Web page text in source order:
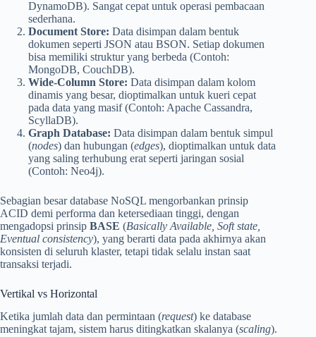
DynamoDB). Sangat cepat untuk operasi pembacaan
sederhana.
Document Store: Data disimpan dalam bentuk
dokumen seperti JSON atau BSON. Setiap dokumen
bisa memiliki struktur yang berbeda (Contoh:
MongoDB, CouchDB).
Wide-Column Store: Data disimpan dalam kolom
dinamis yang besar, dioptimalkan untuk kueri cepat
pada data yang masif (Contoh: Apache Cassandra,
ScyllaDB).
Graph Database: Data disimpan dalam bentuk simpul
(nodes) dan hubungan (edges), dioptimalkan untuk data
yang saling terhubung erat seperti jaringan sosial
(Contoh: Neo4j).
Sebagian besar database NoSQL mengorbankan prinsip
ACID demi performa dan ketersediaan tinggi, dengan
mengadopsi prinsip BASE (Basically Available, Soft state,
Eventual consistency), yang berarti data pada akhirnya akan
konsisten di seluruh klaster, tetapi tidak selalu instan saat
transaksi terjadi.
Vertikal vs Horizontal
Ketika jumlah data dan permintaan (request) ke database
meningkat tajam, sistem harus ditingkatkan skalanya (scaling).